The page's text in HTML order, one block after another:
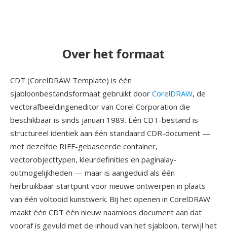
Over het formaat
CDT (CorelDRAW Template) is één
sjabloonbestandsformaat gebruikt door CorelDRAW, de
vectorafbeeldingeneditor van Corel Corporation die
beschikbaar is sinds januari 1989. Één CDT-bestand is
structureel identiek aan één standaard CDR-document —
met dezelfde RIFF-gebaseerde container,
vectorobjecttypen, kleurdefinities en paginalay-
outmogelijkheden — maar is aangeduid als één
herbruikbaar startpunt voor nieuwe ontwerpen in plaats
van één voltooid kunstwerk. Bij het openen in CorelDRAW
maakt één CDT één nieuw naamloos document aan dat
vooraf is gevuld met de inhoud van het sjabloon, terwijl het